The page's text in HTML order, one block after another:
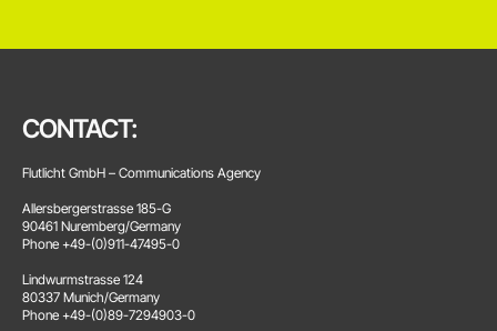
CONTACT:
Flutlicht GmbH – Communications Agency
Allersbergerstrasse 185-G
90461 Nuremberg/Germany
Phone +49-(0)911-47495-0
Lindwurmstrasse 124
80337 Munich/Germany
Phone +49-(0)89-7294903-0